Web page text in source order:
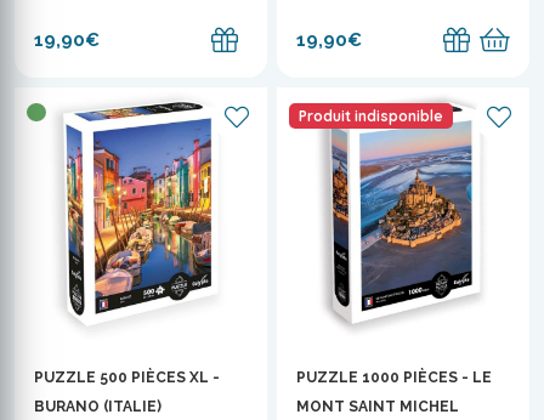
19,90€ 19,90€
PUZZLE 500 PIÈCES XL -
BURANO (ITALIE)
Produit indisponible
PUZZLE 1000 PIÈCES - LE
MONT SAINT MICHEL